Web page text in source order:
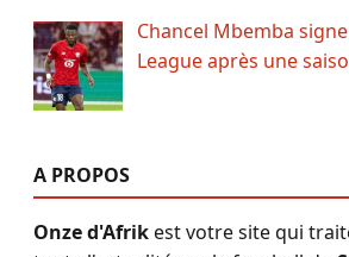
Chancel Mbemba
League après une
A PROPOS
Onze d'Afrikest votre site qui